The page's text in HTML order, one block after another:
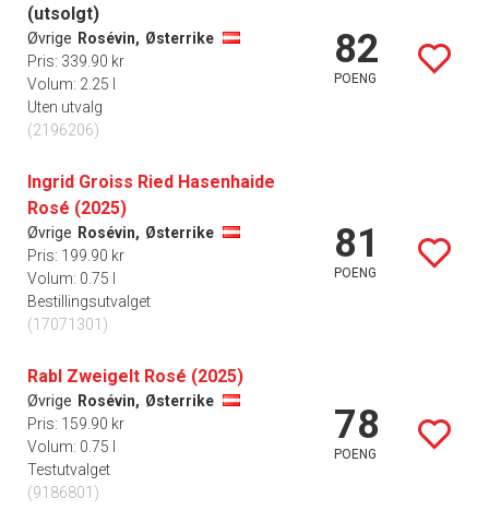
(utsolgt)
Øvrige Rosévin, Østerrike
Pris: 339.90 kr
Volum: 2.25 l
Uten utvalg
(2196206)
82
POENG
Ingrid Groiss Ried Hasenhaide
Rosé (2025)
Øvrige Rosévin, Østerrike
Pris: 199.90 kr
Volum: 0.75 l
Bestillingsutvalget
(17071301)
81
POENG
Rabl Zweigelt Rosé (2025)
Øvrige Rosévin, Østerrike
Pris: 159.90 kr
Volum: 0.75 l
Testutvalget
(9186801)
78
POENG